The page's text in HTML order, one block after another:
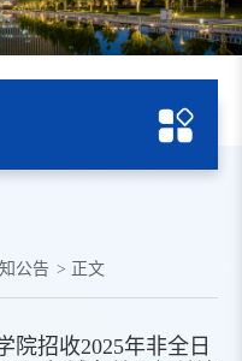
公告 > 正文
院招收2025年非全日